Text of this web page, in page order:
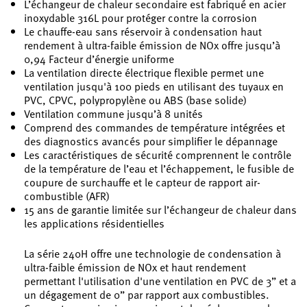
L’échangeur de chaleur secondaire est fabriqué en acier
inoxydable 316L pour protéger contre la corrosion
Le chauffe-eau sans réservoir à condensation haut
rendement à ultra-faible émission de NOx offre jusqu’à
0,94 Facteur d’énergie uniforme
La ventilation directe électrique flexible permet une
ventilation jusqu'à 100 pieds en utilisant des tuyaux en
PVC, CPVC, polypropylène ou ABS (base solide)
Ventilation commune jusqu’à 8 unités
Comprend des commandes de température intégrées et
des diagnostics avancés pour simplifier le dépannage
Les caractéristiques de sécurité comprennent le contrôle
de la température de l’eau et l’échappement, le fusible de
coupure de surchauffe et le capteur de rapport air-
combustible (AFR)
15 ans de garantie limitée sur l’échangeur de chaleur dans
les applications résidentielles
La série 240H offre une technologie de condensation à
ultra-faible émission de NOx et haut rendement
permettant l'utilisation d'une ventilation en PVC de 3” et a
un dégagement de 0” par rapport aux combustibles.